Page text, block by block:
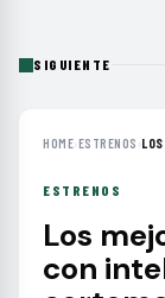
SIGUIENTE
HOME›ESTRENOS ›
ESTRENOS
Los
con